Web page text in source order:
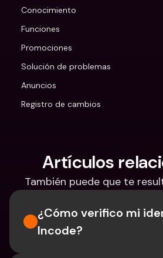
Conocimiento
Funciones
Promociones
Solución de problemas
Anuncios
Registro de cambios
Artículos
También puede que te
¿Cómo verifico mi
Incode?